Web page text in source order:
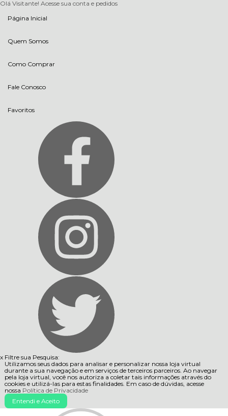
Olá Visitante! Acesse sua conta e pedidos
Página Inicial
Quem Somos
Como Comprar
Fale Conosco
Favoritos
x Filtre sua Pesquisa:
Utilizamos seus dados para analisar e personalizar nossa loja virtual
durante a sua navegação e em serviços de terceiros parceiros. Ao navegar
pela loja virtual, você nos autoriza a coletar tais informações através do
cookies e utilizá-las para estas finalidades. Em caso de dúvidas, acesse
nossa Política de Privacidade
Entendi e Aceito